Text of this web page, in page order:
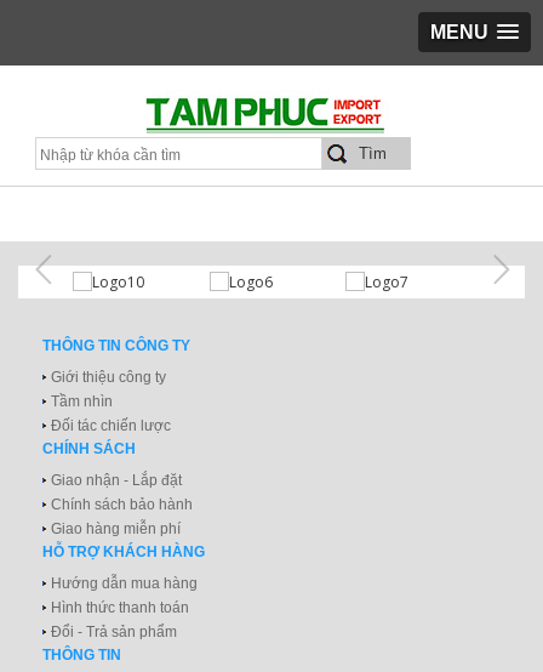
MENU
THÔNG TIN CÔNG TY
Giới thiệu công ty
Tầm nhìn
Đối tác chiến lược
CHÍNH SÁCH
Giao nhận - Lắp đặt
Chính sách bảo hành
Giao hàng miễn phí
HỖ TRỢ KHÁCH HÀNG
Hướng dẫn mua hàng
Hình thức thanh toán
Đổi - Trả sản phẩm
THÔNG TIN